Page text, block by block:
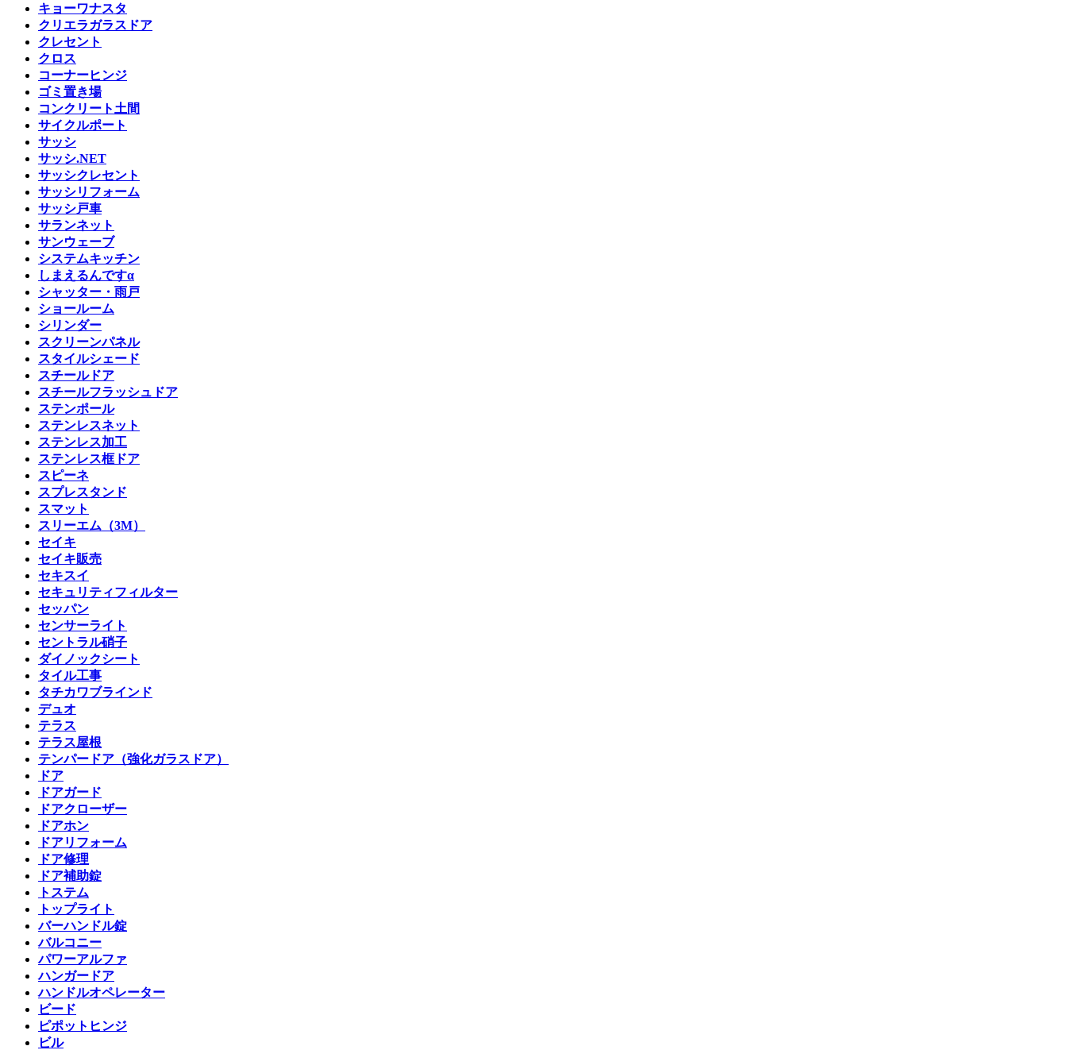
キョーワナスタ
クリエラガラスドア
クレセント
クロス
コーナーヒンジ
ゴミ置き場
コンクリート土間
サイクルポート
サッシ
サッシ.NET
サッシクレセント
サッシリフォーム
サッシ戸車
サランネット
サンウェーブ
システムキッチン
しまえるんですα
シャッター・雨戸
ショールーム
シリンダー
スクリーンパネル
スタイルシェード
スチールドア
スチールフラッシュドア
ステンポール
ステンレスネット
ステンレス加工
ステンレス框ドア
スピーネ
スプレスタンド
スマット
スリーエム（3M）
セイキ
セイキ販売
セキスイ
セキュリティフィルター
セッパン
センサーライト
セントラル硝子
ダイノックシート
タイル工事
タチカワブラインド
デュオ
テラス
テラス屋根
テンパードア（強化ガラスドア）
ドア
ドアガード
ドアクローザー
ドアホン
ドアリフォーム
ドア修理
ドア補助錠
トステム
トップライト
バーハンドル錠
バルコニー
パワーアルファ
ハンガードア
ハンドルオペレーター
ビード
ピポットヒンジ
ビル